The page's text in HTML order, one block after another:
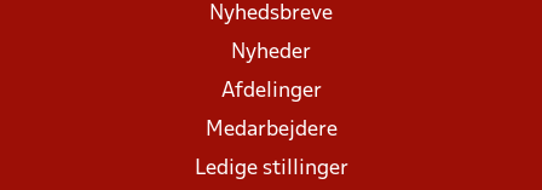
Nyhedsbreve
Nyheder
Afdelinger
Medarbejdere
Ledige stillinger